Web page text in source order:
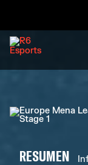
RESUMEN